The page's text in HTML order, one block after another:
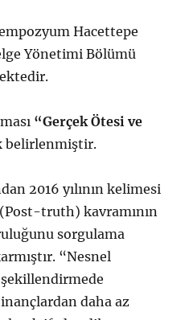
Hacettepe
Yönetimi Bölümü
“Gerçek Ötesi ve
belirlenmiştir.
2016 yılının kelimesi
truth) kavramının
sorgulama
“Nesnel
daha az